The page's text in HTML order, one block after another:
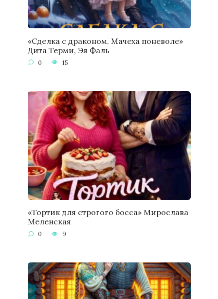
«Сделка с драконом. Мачеха поневоле»
Дита Терми, Эя Фаль
0 15
«Тортик для строгого босса» Мирослава
Меленская
0 9